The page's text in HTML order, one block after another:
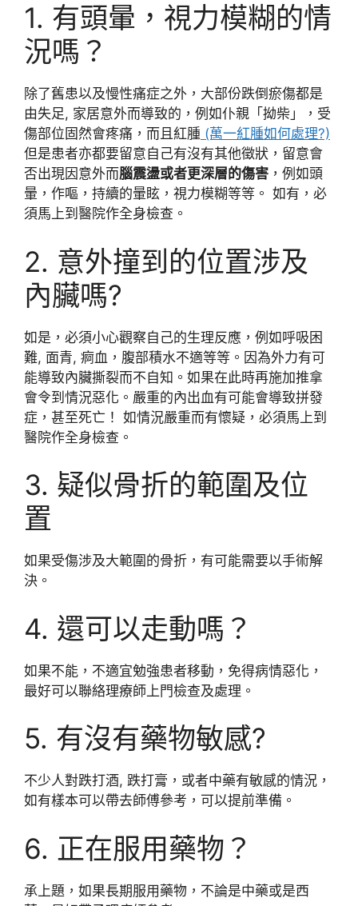
1. 有頭暈，視力模糊的情
況嗎？
除了舊患以及慢性痛症之外，大部份跌倒瘀傷都是
由失足, 家居意外而導致的，例如仆親「拗柴」，受
傷部位固然會疼痛，而且紅腫 (萬一紅腫如何處理?)
但是患者亦都要留意自己有沒有其他徵狀，留意會
否出現因意外而腦震盪或者更深層的傷害 ，例如頭
暈，作嘔，持續的暈眩，視力模糊等等。 如有，必
須馬上到醫院作全身檢查。
2. 意外撞到的位置涉及
內臟嗎?
如是，必須小心觀察自己的生理反應，例如呼吸困
難, 面青, 痾血，腹部積水不適等等。因為外力有可
能導致內臟撕裂而不自知。如果在此時再施加推拿
會令到情況惡化。嚴重的內出血有可能會導致拼發
症，甚至死亡！ 如情況嚴重而有懷疑，必須馬上到
醫院作全身檢查。
3. 疑似骨折的範圍及位
置
如果受傷涉及大範圍的骨折，有可能需要以手術解
決。
4. 還可以走動嗎？
如果不能，不適宜勉強患者移動，免得病情惡化，
最好可以聯絡理療師上門檢查及處理。
5. 有沒有藥物敏感?
不少人對跌打酒, 跌打膏，或者中藥有敏感的情況，
如有樣本可以帶去師傅參考，可以提前準備。
6. 正在服用藥物？
承上題，如果長期服用藥物，不論是中藥或是西